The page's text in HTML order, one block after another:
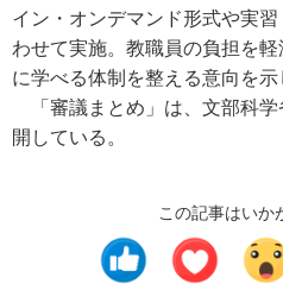
イン・オンデマンド形式や実
わせて実施。教職員の負担を
に学べる体制を整える意向を示
「審議まとめ」は、文部科学
開している。
この記事はいか